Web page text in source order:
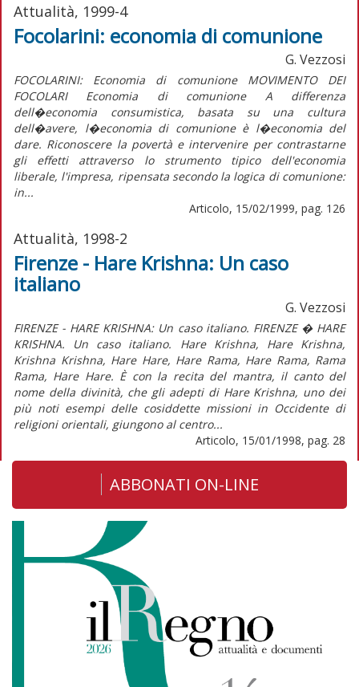
Attualità, 1999-4
Focolarini: economia di comunione
G. Vezzosi
FOCOLARINI: Economia di comunione MOVIMENTO DEI
FOCOLARI Economia di comunione A differenza
dell�economia consumistica, basata su una cultura
dell�avere, l�economia di comunione è l�economia del
dare. Riconoscere la povertà e intervenire per contrastarne
gli effetti attraverso lo strumento tipico dell'economia
liberale, l'impresa, ripensata secondo la logica di comunione:
in...
Articolo, 15/02/1999, pag. 126
Attualità, 1998-2
Firenze - Hare Krishna: Un caso
italiano
G. Vezzosi
FIRENZE - HARE KRISHNA: Un caso italiano. FIRENZE � HARE
KRISHNA. Un caso italiano. Hare Krishna, Hare Krishna,
Krishna Krishna, Hare Hare, Hare Rama, Hare Rama, Rama
Rama, Hare Hare. È con la recita del mantra, il canto del
nome della divinità, che gli adepti di Hare Krishna, uno dei
più noti esempi delle cosiddette missioni in Occidente di
religioni orientali, giungono al centro...
Articolo, 15/01/1998, pag. 28
ABBONATI ON-LINE